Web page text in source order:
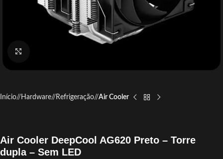
Início/ Hardware/ Refrigeração/ Air Cooler
Air Cooler DeepCool AG620 Preto – Torre
dupla – Sem LED